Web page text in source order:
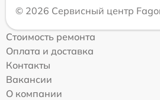
© 2026 Сервисный центр
Стоимость ремонта
Оплата и доставка
Контакты
Вакансии
О компании